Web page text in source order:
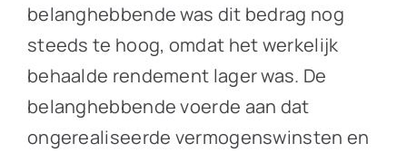
belanghebbende was dit bedrag nog
steeds te hoog, omdat het werkelijk
behaalde rendement lager was. De
belanghebbende voerde aan dat
ongerealiseerde vermogenswinsten en